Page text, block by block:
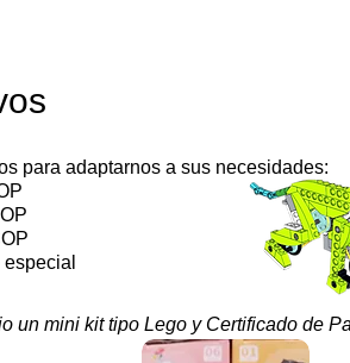
para adaptarnos a sus necesidades:
un mini kit tipo Lego y Certificado de